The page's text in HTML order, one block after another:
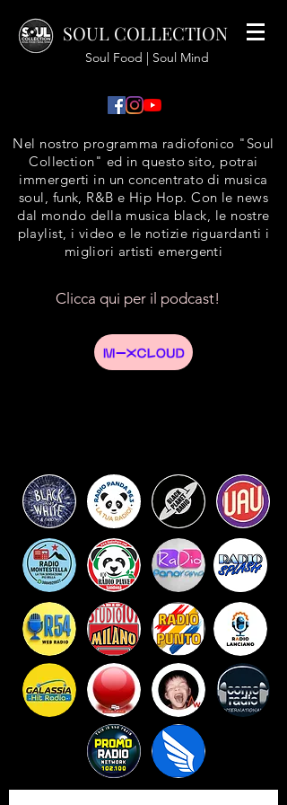
SOUL COLLECTION
Soul Food | Soul Mind
Nel nostro programma radiofonico "Soul
Collection" ed in questo sito, potrai
immergerti in un concentrato di musica
soul, funk, R&B e Hip Hop. Con le news
dal mondo della musica black, le nostre
playlist, i video e le notizie riguardanti i
migliori artisti emergenti
Clicca qui per il podcast!